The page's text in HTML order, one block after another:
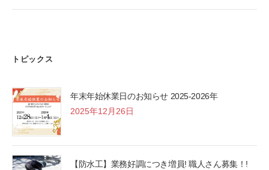
トピックス
年末年始休業日のお知らせ 2025-2026年
2025年12月26日
【防水工】業務好調につき増員! 職人さん募集！!